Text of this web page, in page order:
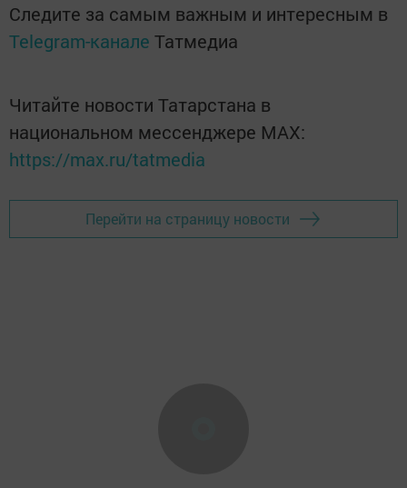
Следите за самым важным и интересным в
Telegram-канале Татмедиа
Читайте новости Татарстана в
национальном мессенджере MАХ:
https://max.ru/tatmedia
Перейти на страницу новости